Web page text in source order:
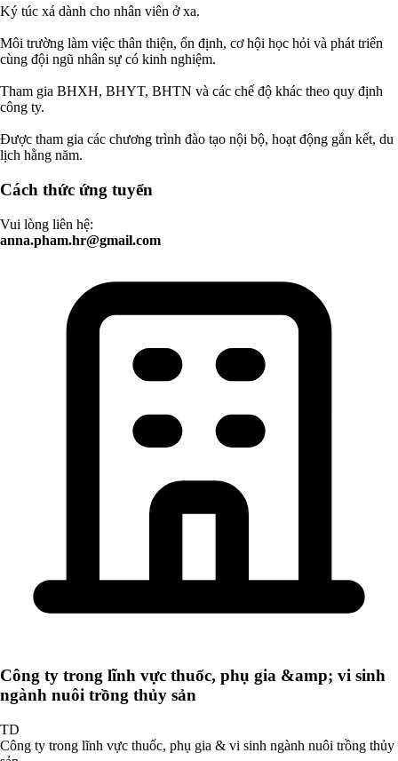
Ký túc xá dành cho nhân viên ở xa.
Môi trường làm việc thân thiện, ổn định, cơ hội học hỏi và phát triển
cùng đội ngũ nhân sự có kinh nghiệm.
Tham gia BHXH, BHYT, BHTN và các chế độ khác theo quy định
công ty.
Được tham gia các chương trình đào tạo nội bộ, hoạt động gắn kết, du
lịch hằng năm.
Cách thức ứng tuyển
Vui lòng liên hệ:
anna.pham.hr@gmail.com
Công ty trong lĩnh vực thuốc, phụ gia &amp; vi sinh
ngành nuôi trồng thủy sản
TD
Công ty trong lĩnh vực thuốc, phụ gia & vi sinh ngành nuôi trồng thủy